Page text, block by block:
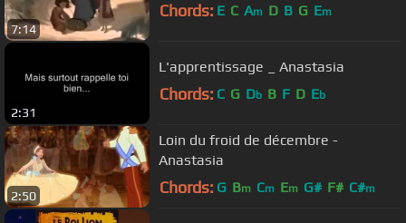
7:14
Chords: E C Am D B G Em
2:31
L'apprentissage _ Anastasia
Chords: C G Db B F D Eb
2:50
Loin du froid de décembre -
Anastasia
Chords: G Bm Cm Em G# F# C#m